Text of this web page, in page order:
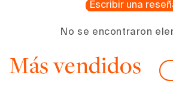
Escribir una
No se encontraron
Más vendidos